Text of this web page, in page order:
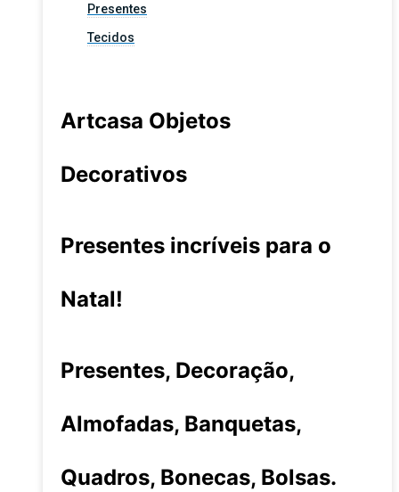
Presentes
Tecidos
Artcasa Objetos
Decorativos
Presentes incríveis para o
Natal!
Presentes, Decoração,
Almofadas, Banquetas,
Quadros, Bonecas, Bolsas.